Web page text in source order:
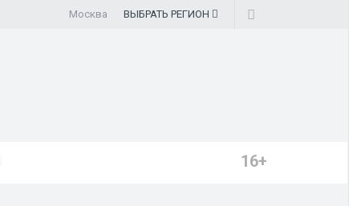
Москва ВЫБРАТЬ РЕГИОН
16+